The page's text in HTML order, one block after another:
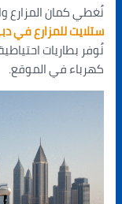
نُغطي كمان المزارع
ستلايت للمزارع في
نُوفر بطاريات
كهرباء في الموقع.